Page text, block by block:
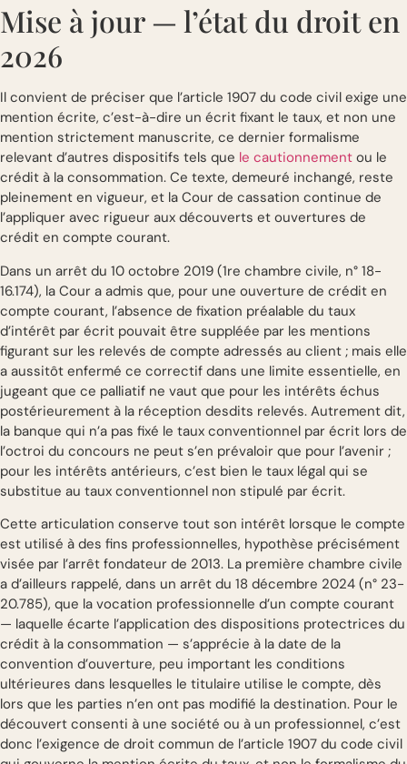
Mise à jour — l’état du droit en
2026
Il convient de préciser que l’article 1907 du code civil exige une
mention écrite, c’est-à-dire un écrit fixant le taux, et non une
mention strictement manuscrite, ce dernier formalisme
relevant d’autres dispositifs tels que le cautionnement ou le
crédit à la consommation. Ce texte, demeuré inchangé, reste
pleinement en vigueur, et la Cour de cassation continue de
l’appliquer avec rigueur aux découverts et ouvertures de
crédit en compte courant.
Dans un arrêt du 10 octobre 2019 (1re chambre civile, n° 18-
16.174), la Cour a admis que, pour une ouverture de crédit en
compte courant, l’absence de fixation préalable du taux
d’intérêt par écrit pouvait être suppléée par les mentions
figurant sur les relevés de compte adressés au client ; mais elle
a aussitôt enfermé ce correctif dans une limite essentielle, en
jugeant que ce palliatif ne vaut que pour les intérêts échus
postérieurement à la réception desdits relevés. Autrement dit,
la banque qui n’a pas fixé le taux conventionnel par écrit lors de
l’octroi du concours ne peut s’en prévaloir que pour l’avenir ;
pour les intérêts antérieurs, c’est bien le taux légal qui se
substitue au taux conventionnel non stipulé par écrit.
Cette articulation conserve tout son intérêt lorsque le compte
est utilisé à des fins professionnelles, hypothèse précisément
visée par l’arrêt fondateur de 2013. La première chambre civile
a d’ailleurs rappelé, dans un arrêt du 18 décembre 2024 (n° 23-
20.785), que la vocation professionnelle d’un compte courant
— laquelle écarte l’application des dispositions protectrices du
crédit à la consommation — s’apprécie à la date de la
convention d’ouverture, peu important les conditions
ultérieures dans lesquelles le titulaire utilise le compte, dès
lors que les parties n’en ont pas modifié la destination. Pour le
découvert consenti à une société ou à un professionnel, c’est
donc l’exigence de droit commun de l’article 1907 du code civil